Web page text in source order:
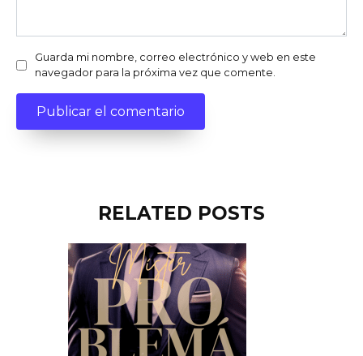
Guarda mi nombre, correo electrónico y web en este
navegador para la próxima vez que comente.
RELATED POSTS